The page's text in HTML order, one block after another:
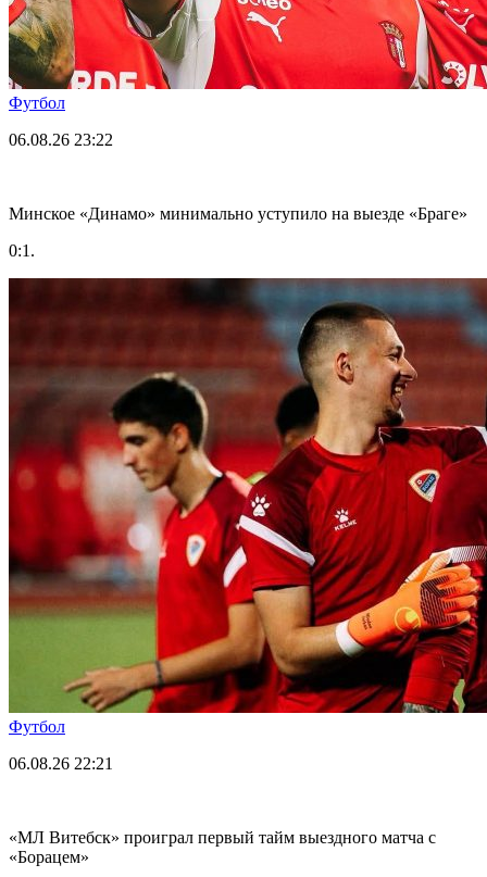
Футбол
06.08.26 23:22
Минское «Динамо» минимально уступило на выезде «Браге»
0:1.
Футбол
06.08.26 22:21
«МЛ Витебск» проиграл первый тайм выездного матча с
«Борацем»